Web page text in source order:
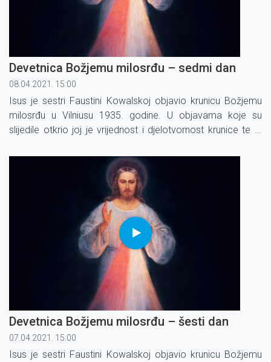
Devetnica Božjemu milosrđu – sedmi dan
08.04.2021. 15:00
Isus je sestri Faustini Kowalskoj objavio krunicu Božjemu
milosrđu u Vilniusu 1935. godine. U objavama koje su
slijedile otkrio joj je vrijednost i djelotvor­nost krunice te je
Devetnica Božjemu milosrđu – šesti dan
07.04.2021. 15:00
Isus je sestri Faustini Kowalskoj objavio krunicu Božjemu